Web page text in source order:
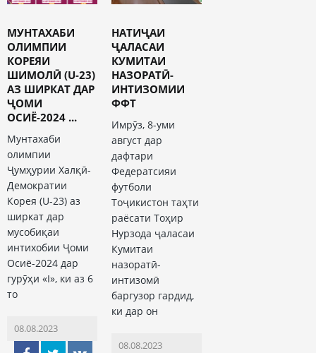
МУНТАХАБИ
ОЛИМПИИ
КОРЕЯИ
ШИМОЛӢ (U-23)
АЗ ШИРКАТ ДАР
ҶОМИ
ОСИЁ-2024 ...
Мунтахаби
олимпии
Ҷумҳурии Халқӣ-
Демократии
Корея (U-23) аз
ширкат дар
мусобиқаи
интихобии Ҷоми
Осиё-2024 дар
гурӯҳи «I», ки аз 6
то
08.08.2023
НАТИҶАИ
ҶАЛАСАИ
КУМИТАИ
НАЗОРАТӢ-
ИНТИЗОМИИ
ФФТ
Имрӯз, 8-уми
август дар
дафтари
Федератсияи
футболи
Тоҷикистон таҳти
раёсати Тоҳир
Нурзода ҷаласаи
Кумитаи
назоратӣ-
интизомӣ
баргузор гардид,
ки дар он
08.08.2023